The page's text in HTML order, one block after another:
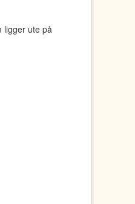
ligger ute på